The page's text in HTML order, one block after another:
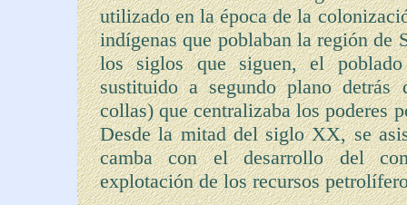
utilizado en la época de la
indígenas que poblaban la región de
los siglos que siguen, el
sustituido a segundo plano detrás
collas) que centralizaba los poderes
Desde la mitad del siglo XX, se
camba con el desarrollo del
explotación de los recursos